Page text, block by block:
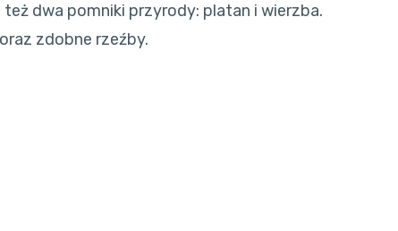
dwa pomniki przyrody: platan i wierzba.
zdobne rzeźby.